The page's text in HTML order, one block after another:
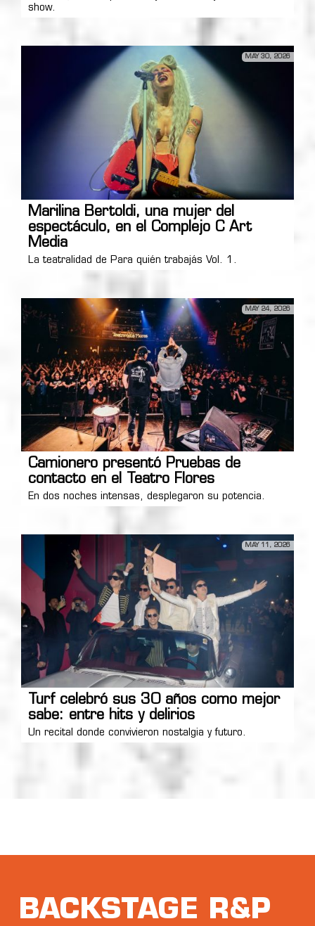
show.
MAY 30, 2026
Marilina Bertoldi, una mujer del
espectáculo, en el Complejo C Art
Media
La teatralidad de Para quién trabajás Vol. 1.
MAY 24, 2026
Camionero presentó Pruebas de
contacto en el Teatro Flores
En dos noches intensas, desplegaron su potencia.
MAY 11, 2026
Turf celebró sus 30 años como mejor
sabe: entre hits y delirios
Un recital donde convivieron nostalgia y futuro.
BACKSTAGE R&P